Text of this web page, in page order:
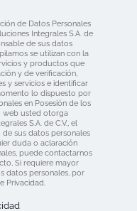
| Consulta nuestras
de Datos Personales
Integrales S.A. de
de sus datos
se utilizan con la
y productos que
y de verificación,
y servicios e identificar
lo dispuesto por
en Posesión de los
web usted otorga
S.A. de C.V., el
sus datos personales
duda o aclaración
puede contactarnos
Si requiere mayor
datos personales, por
Privacidad.